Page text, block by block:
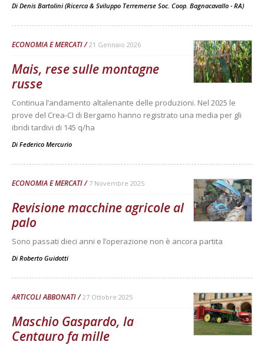
Di Denis Bartolini (Ricerca & Sviluppo Terremerse Soc. Coop. Bagnacavallo - RA)
ECONOMIA E MERCATI 21 Gennaio 2026
Mais, rese sulle montagne
russe
Continua l’andamento altalenante delle produzioni. Nel 2025 le
prove del Crea-CI di Bergamo hanno registrato una media per gli
ibridi tardivi di 145 q/ha
Di Federico Mercurio
ECONOMIA E MERCATI 7 Novembre 2025
Revisione macchine agricole al
palo
Sono passati dieci anni e l’operazione non è ancora partita
Di Roberto Guidotti
ARTICOLI ABBONATI 27 Ottobre 2025
Maschio Gaspardo, la
Centauro fa mille